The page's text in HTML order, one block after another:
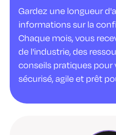
Gardez une longueur
informations sur la
Chaque mois, vous
de l'industrie, des
conseils pratiques pour
sécurisé, agile et prêt